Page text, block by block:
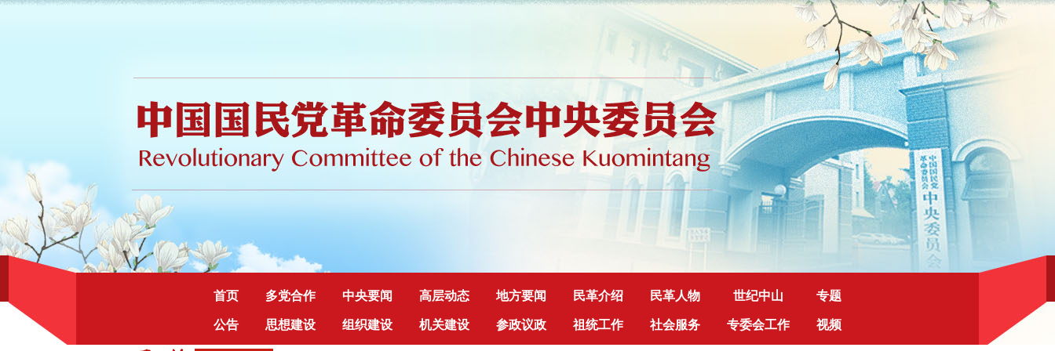
首页 多党合作 中央要闻 高层动态 地方要闻 民革介绍 民革人物 世纪中山 专题
公告 思想建设 组织建设 机关建设 参政议政 祖统工作 社会服务 专委会工作 视频